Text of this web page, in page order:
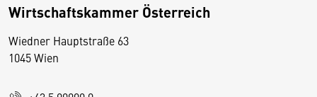
Wirtschaftskammer Österreich
Wiedner Hauptstraße 63
1045 Wien
D